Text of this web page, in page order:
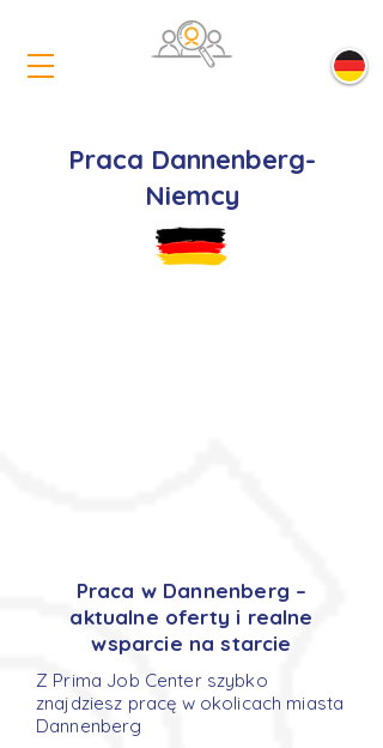
Praca Dannenberg-
Niemcy
Praca w Dannenberg –
aktualne oferty i realne
wsparcie na starcie
Z Prima Job Center szybko
znajdziesz pracę w okolicach miasta
Dannenberg